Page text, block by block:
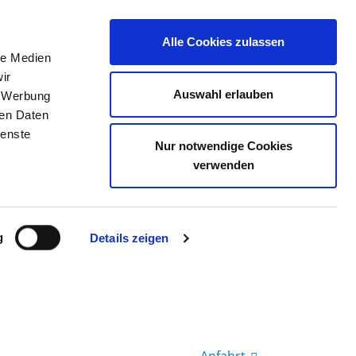
Medien
Daten
Details zeigen
Alle Cookies zulassen
Auswahl erlauben
Nur notwendige Cookies
verwenden
KONTAKT IHRE MEINUNG
GEMEINNÜTZIGE GMBH